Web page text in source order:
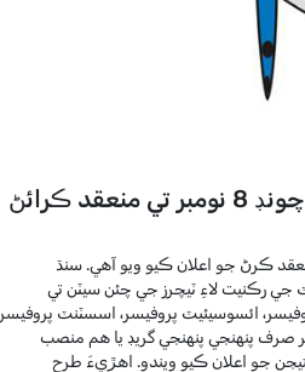
سنڌ يونيورسٽيءَ ۾ سينڊيڪيٽ جي رڪنيت لاءِ ٽيچرز جي چئن سيٽن تي چونڊ 8 نومبر تي منعقد ڪرائڻ
۾ سينڊيڪيٽ جي ميمبرن لاءِ ٽيچرز جي چئن سيٽن تي چونڊ 8 نومبر 2022ع تي منعقد ڪرڻ جو اعلان ڪيو ويو آهي. سنڌ
جي رڪنيت لاءِ ٽيچرز جي چئن سيٽن تي
ائسوسيئيٽ پروفيسر، اسسٽنٽ پروفيسر
صرف پنهنجي پنهنجي گريڊ يا هم منصب
ٿيڻ بعد ساڳئي ڏينهن نتيجن جو اعلان ڪيو ويندو. اهڙيءَ طرح